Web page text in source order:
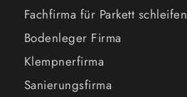
Fachfirma für Parkett schleifen
Bodenleger Firma
Klempnerfirma
Sanierungsfirma